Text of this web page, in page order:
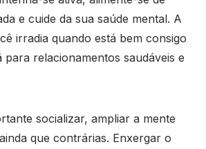
e cuide da sua saúde mental. A
irradia quando está bem consigo
para relacionamentos saudáveis e
socializar, ampliar a mente
que contrárias. Enxergar o